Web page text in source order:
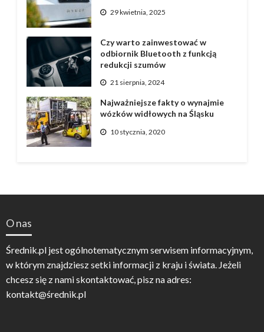
29 kwietnia, 2025
Czy warto zainwestować w
odbiornik Bluetooth z funkcją
redukcji szumów
21 sierpnia, 2024
Najważniejsze fakty o wynajmie
wózków widłowych na Śląsku
10 stycznia, 2020
O nas
Średnik.pl jest ogólnotematycznym serwisem informacyjnym,
w którym znajdziesz setki informacji z kraju i świata. Jeżeli
chcesz się z nami skontaktować, pisz na adres:
kontakt@średnik.pl